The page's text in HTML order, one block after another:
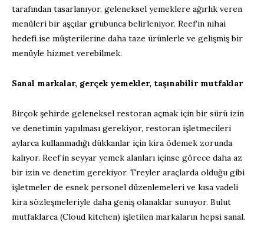
tarafından tasarlanıyor, geleneksel yemeklere ağırlık veren
menüleri bir aşçılar grubunca belirleniyor. Reef’in nihai
hedefi ise müşterilerine daha taze ürünlerle ve gelişmiş bir
menüyle hizmet verebilmek.
Sanal markalar, gerçek yemekler, taşınabilir mutfaklar
Birçok şehirde geleneksel restoran açmak için bir sürü izin
ve denetimin yapılması gerekiyor, restoran işletmecileri
aylarca kullanmadığı dükkanlar için kira ödemek zorunda
kalıyor. Reef’in seyyar yemek alanları içinse görece daha az
bir izin ve denetim gerekiyor. Treyler araçlarda olduğu gibi
işletmeler de esnek personel düzenlemeleri ve kısa vadeli
kira sözleşmeleriyle daha geniş olanaklar sunuyor. Bulut
mutfaklarca (Cloud kitchen) işletilen markaların hepsi sanal.